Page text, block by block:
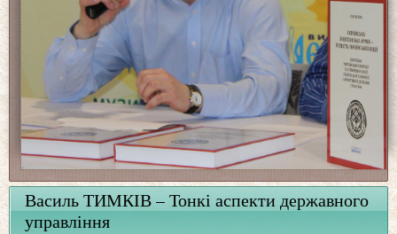
Василь ТИМКІВ – Тонкі аспекти державного
управління